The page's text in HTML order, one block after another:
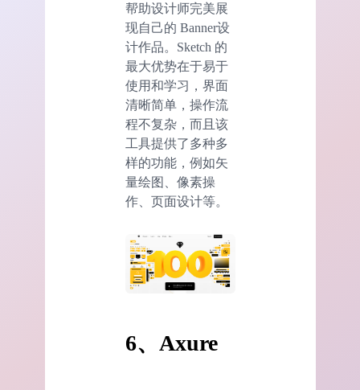
帮助设计师完美展
现自己的 Banner设
计作品。Sketch 的
最大优势在于易于
使用和学习，界面
清晰简单，操作流
程不复杂，而且该
工具提供了多种多
样的功能，例如矢
量绘图、像素操
作、页面设计等。
6、Axure